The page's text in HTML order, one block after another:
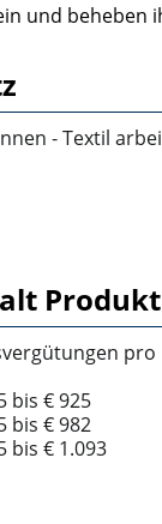
und beheben
‑ Textil
bis € 925
bis € 982
bis € 1.093